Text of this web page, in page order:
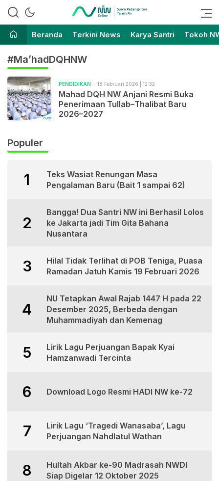
Nahdlatul Wathan Online
Suara Kebangkitan Tanah Air
Beranda
Terkini News Karya Santri Tokoh
#Ma’hadDQHNW
PENDIDIKAN 18 Februari 2026 | 12:32
Mahad DQH NW Anjani Resmi Buka
Penerimaan Tullab–Thalibat Baru
2026–2027
Populer
1
Teks Wasiat Renungan Masa
Pengalaman Baru (Bait 1 sampai 62)
2
Bangga! Dua Santri NW ini Berhasil Lolos
ke Jakarta jadi Tim Gita Bahana
Nusantara
3
Hilal Tidak Terlihat di POB Teniga, Puasa
Ramadan Jatuh Kamis 19 Februari 2026
4
NU Tetapkan Awal Rajab 1447 H pada 22
Desember 2025, Berbeda dengan
Muhammadiyah dan Kemenag
5
Lirik Lagu Perjuangan Bapak Kyai
Hamzanwadi Tercinta
6 Download Logo Resmi HADI NW ke-72
7
Lirik Lagu ‘Tragedi Wanasaba’, Lagu
Perjuangan Nahdlatul Wathan
8
Hultah Akbar ke-90 Madrasah NWDI
Siap Digelar 12 Oktober 2025